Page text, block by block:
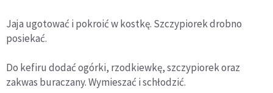
Jaja ugotować i pokroić w kostkę. Szczypiorek drobno
posiekać.
Do kefiru dodać ogórki, rzodkiewkę, szczypiorek oraz
zakwas buraczany. Wymieszać i schłodzić.